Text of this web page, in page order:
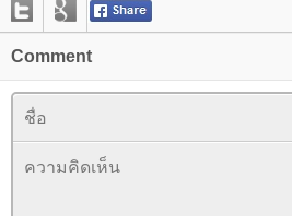
Comment